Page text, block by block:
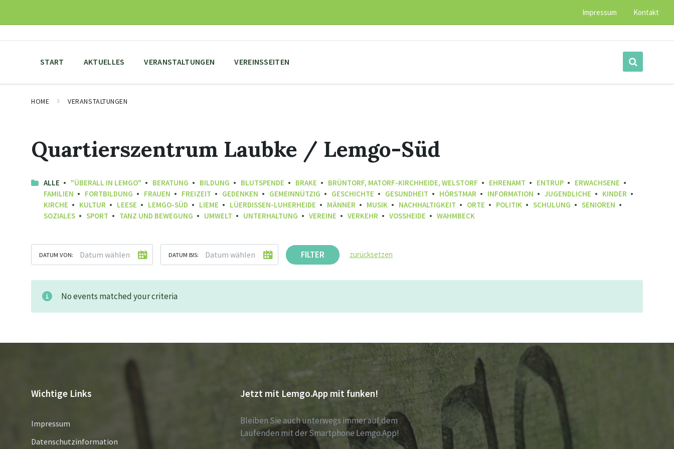
content
main
footer
Impressum Kontakt
START AKTUELLES VERANSTALTUNGEN VEREINSSEITEN
HOME VERANSTALTUNGEN
Quartierszentrum Laubke / Lemgo-Süd
ALLE "ÜBERALL IN LEMGO" BERATUNG BILDUNG BLUTSPENDE BRAKE BRÜNTORF, MATORF-KIRCHHEIDE, WELSTORF EHRENAMT ENTRUP
ERWACHSENE
FAMILIEN
FORTBILDUNG FRAUEN FREIZEIT GEDENKEN GEMEINNÜTZIG GESCHICHTE GESUNDHEIT HÖRSTMAR INFORMATION JUGENDLICHE
KINDER
KIRCHE
KULTUR LEESE LEMGO-SÜD LIEME LÜERDISSEN-LUHERHEIDE MÄNNER MUSIK NACHHALTIGKEIT ORTE POLITIK SCHULUNG
SENIOREN
SOZIALES
SPORT TANZ UND BEWEGUNG UMWELT UNTERHALTUNG VEREINE VERKEHR VOSSHEIDE WAHMBECK
DATUM VON: DATUM BIS: FILTER zurücksetzen
No events matched your criteria
Wichtige Links
Impressum
Datenschutzinformation
Jetzt mit Lemgo.App mit funken!
Bleiben Sie auch unterwegs immer auf dem
Laufenden mit der Smartphone Lemgo.App!